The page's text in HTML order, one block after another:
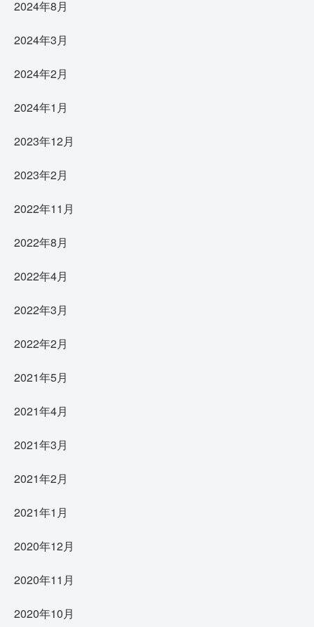
2024年8月
2024年3月
2024年2月
2024年1月
2023年12月
2023年2月
2022年11月
2022年8月
2022年4月
2022年3月
2022年2月
2021年5月
2021年4月
2021年3月
2021年2月
2021年1月
2020年12月
2020年11月
2020年10月